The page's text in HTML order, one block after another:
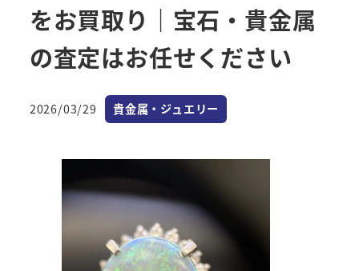
をお買取り｜宝石・貴金属
の査定はお任せください
投稿日
2026/03/29 カテゴリー
貴金属・ジュエリー